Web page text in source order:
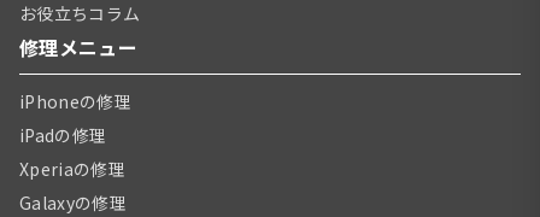
お役立ちコラム
修理メニュー
iPhoneの修理
iPadの修理
Xperiaの修理
Galaxyの修理